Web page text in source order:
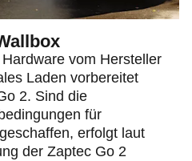
vom Hersteller
Laden vorbereitet
2. Sind die
für
erfolgt laut
der Zaptec Go 2